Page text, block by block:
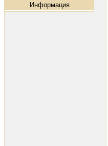
Информация